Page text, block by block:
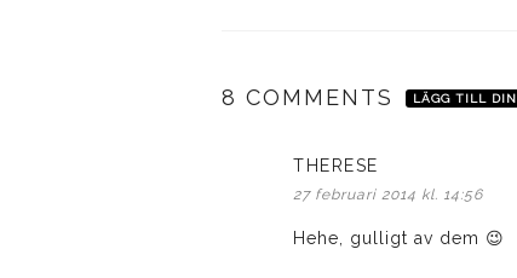
8 COMMENTS LÄGG TILL DIN
THERESE
27 februari 2014 kl. 14:56
Hehe, gulligt av dem 😉